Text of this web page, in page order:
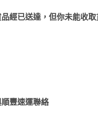
經已送達，但你未能收取
順豐速運聯絡